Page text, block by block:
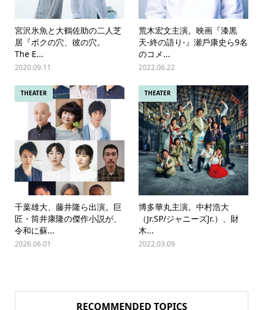
宮沢氷魚と大鶴佐助の二人芝
居『ボクの穴、彼の穴。
The E...
2020.09.11
荒木宏文主演。映画『漆黒
天-終の語り-』瀬⼾康史ら9名
のコメ...
2022.06.22
THEATER
千葉雄大、藤井隆ら出演。巨
匠・筒井康隆の傑作小説が、
令和に蘇...
2026.06.01
THEATER
博多華丸主演。中村浩大
（Jr.SP/ジャニーズJr.）、財
木...
2022.03.09
RECOMMENDED TOPICS